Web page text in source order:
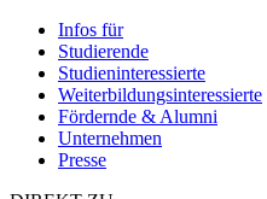
Infos für
Studierende
Studieninteressierte
Weiterbildungsinteressierte
Fördernde & Alumni
Unternehmen
Presse